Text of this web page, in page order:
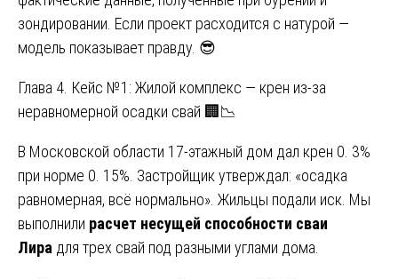
зондировании. Если проект расходится с натурой —
модель показывает правду. 😎
Глава 4. Кейс №1: Жилой комплекс — крен из-за
неравномерной осадки свай 🏢📉
В Московской области 17-этажный дом дал крен 0. 3%
при норме 0. 15%. Застройщик утверждал: «осадка
равномерная, всё нормально». Жильцы подали иск. Мы
выполнили расчет несущей способности сваи
Лира для трех свай под разными углами дома.